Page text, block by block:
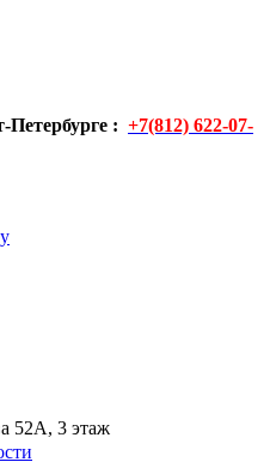
Петербурге : +7(812) 622-07-
52А, 3 этаж